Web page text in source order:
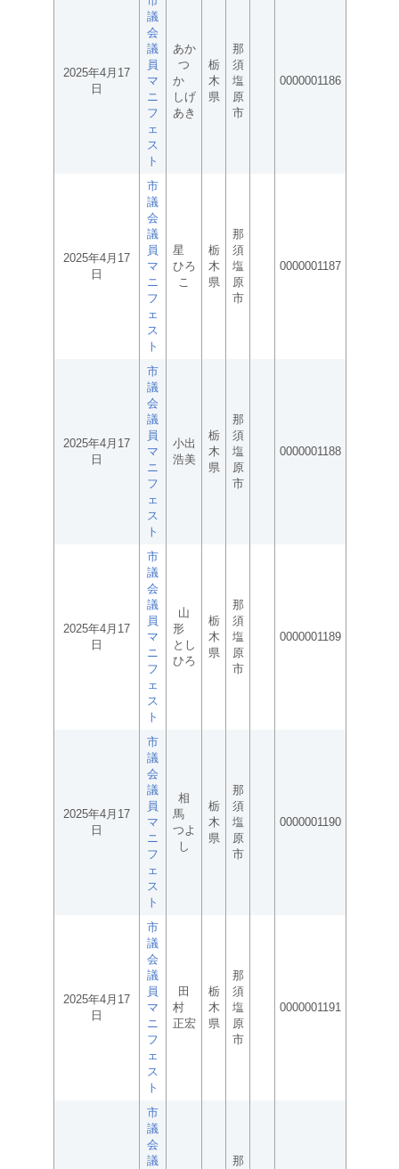
2025年4月17
日
議
会
議
員
マ
ニ
フ
ェ
ス
ト
あか
つ
か
しげ
あき
栃
木
県
那
須
塩
原
市
0000001186
2025年4月17
日
市
議
会
議
員
マ
ニ
フ
ェ
ス
ト
星
ひろ
こ
栃
木
県
那
須
塩
原
市
0000001187
2025年4月17
日
市
議
会
議
員
マ
ニ
フ
ェ
ス
ト
小出
浩美
栃
木
県
那
須
塩
原
市
0000001188
2025年4月17
日
市
議
会
議
員
マ
ニ
フ
ェ
ス
ト
山
形
とし
ひろ
栃
木
県
那
須
塩
原
市
0000001189
2025年4月17
日
市
議
会
議
員
マ
ニ
フ
ェ
ス
ト
相
馬
つよ
し
栃
木
県
那
須
塩
原
市
0000001190
2025年4月17
日
市
議
会
議
員
マ
ニ
フ
ェ
ス
ト
田
村
正宏
栃
木
県
那
須
塩
原
市
0000001191
市
議
会
議
那